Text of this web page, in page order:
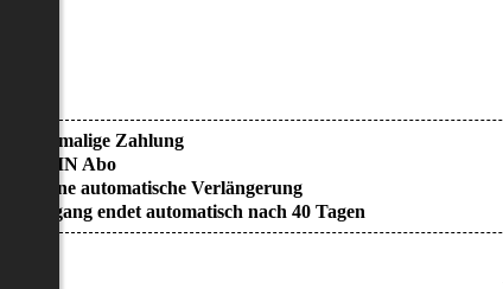
• Einmalige Zahlung
• KEIN Abo
• Keine automatische Verlängerung
• Zugang endet automatisch nach 40 Tagen